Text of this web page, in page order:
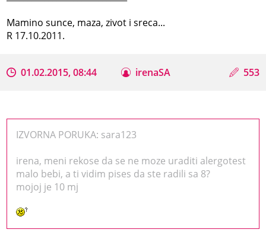
Mamino sunce, maza, zivot i sreca...
R 17.10.2011.
01.02.2015, 08:44 irenaSA 553
IZVORNA PORUKA: sara123
irena, meni rekose da se ne moze uraditi alergotest
malo bebi, a ti vidim pises da ste radili sa 8?
mojoj je 10 mj